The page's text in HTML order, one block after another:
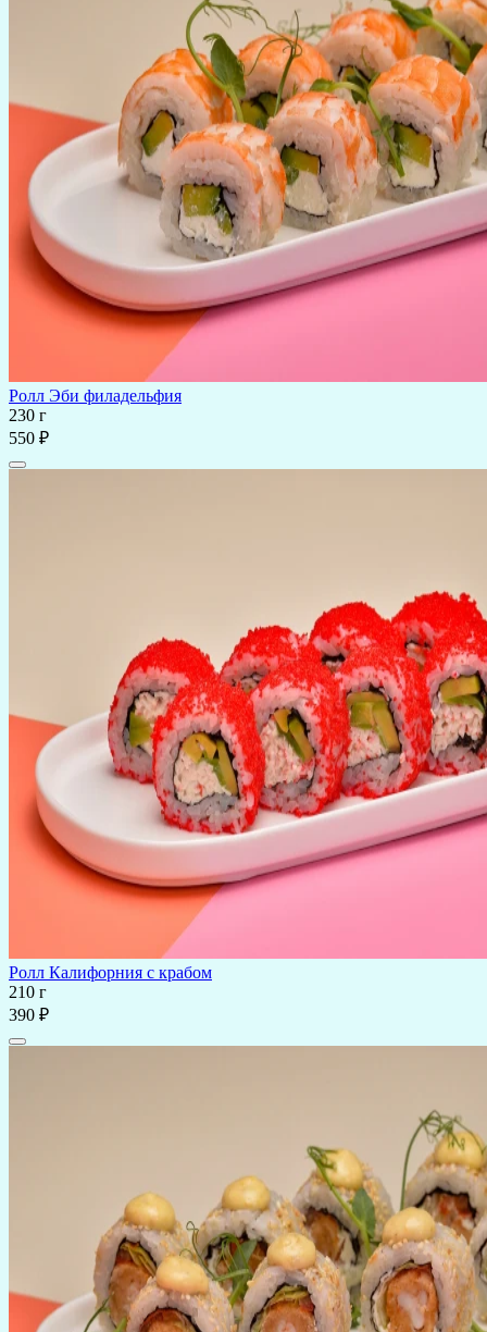
Ролл Эби филадельфия
230 г
550 ₽
Ролл Калифорния с крабом
210 г
390 ₽